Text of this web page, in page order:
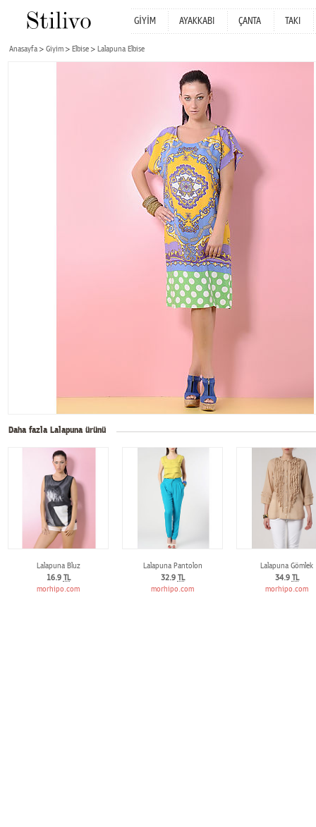
GİYİM AYAKKABI ÇANTA TAKI
Anasayfa Giyim Elbise Lalapuna Elbise
Daha fazla Lalapuna ürünü
Lalapuna Bluz
16.9 TL
morhipo.com
Lalapuna Pantolon
32.9 TL
morhipo.com
Lalapuna Gömlek
34.9 TL
morhipo.com